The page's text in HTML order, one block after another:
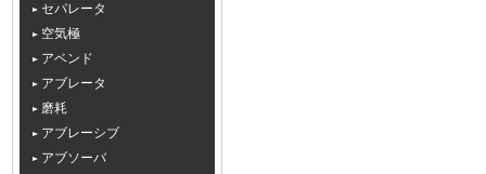
セパレータ
空気極
アベンド
アブレータ
磨耗
アブレーシブ
アブソーバ